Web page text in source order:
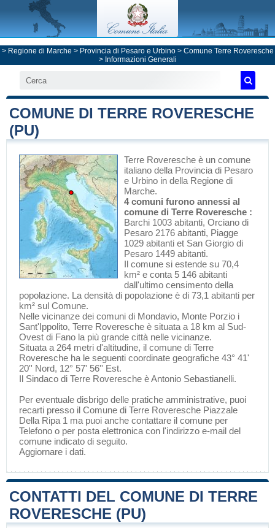
> Regione di Marche > Provincia di Pesaro e Urbino> Comune Terre Roveresche
> Informazioni Generali
COMUNE DI TERRE ROVERESCHE
(PU)
Terre Roveresche è un comune
italiano della Provincia di Pesaro
e Urbino in della Regione di
Marche.
4 comuni furono annessi al
comune di Terre Roveresche :
Barchi 1003 abitanti, Orciano di
Pesaro 2176 abitanti, Piagge
1029 abitanti et San Giorgio di
Pesaro 1449 abitanti.
Il comune si estende su 70,4
km² e conta 5 146 abitanti
dall'ultimo censimento della
popolazione. La densità di popolazione è di 73,1 abitanti per
km² sul Comune.
Nelle vicinanze dei comuni di Mondavio, Monte Porzio i
Sant'Ippolito, Terre Roveresche è situata a 18 km al Sud-
Ovest di Fano la più grande città nelle vicinanze.
Situata a 264 metri d'altitudine, il comune di Terre
Roveresche ha le seguenti coordinate geografiche 43° 41'
20'' Nord, 12° 57' 56'' Est.
Il Sindaco di Terre Roveresche è Antonio Sebastianelli.
Per eventuale disbrigo delle pratiche amministrative, puoi
recarti presso il Comune di Terre Roveresche Piazzale
Della Ripa 1 ma puoi anche contattare il comune per
Telefono o per posta elettronica con l'indirizzo e-mail del
comune indicato di seguito.
Aggiornare i dati.
CONTATTI DEL COMUNE DI TERRE
ROVERESCHE (PU)